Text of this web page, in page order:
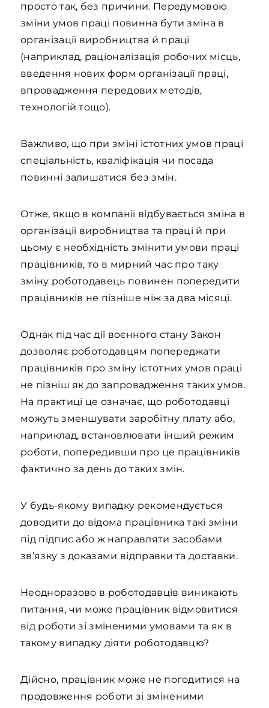
просто так, без причини. Передумовою
зміни умов праці повинна бути зміна в
організації виробництва й праці
(наприклад, раціоналізація робочих місць,
введення нових форм організації праці,
впровадження передових методів,
технологій тощо).
Важливо, що при зміні істотних умов праці
спеціальність, кваліфікація чи посада
повинні залишатися без змін.
Отже, якщо в компанії відбувається зміна в
організації виробництва та праці й при
цьому є необхідність змінити умови праці
працівників, то в мирний час про таку
зміну роботодавець повинен попередити
працівників не пізніше ніж за два місяці.
Однак під час дії воєнного стану Закон
дозволяє роботодавцям попереджати
працівників про зміну істотних умов праці
не пізніш як до запровадження таких умов.
На практиці це означає, що роботодавці
можуть зменшувати заробітну плату або,
наприклад, встановлювати інший режим
роботи, попередивши про це працівників
фактично за день до таких змін.
У будь-якому випадку рекомендується
доводити до відома працівника такі зміни
під підпис або ж направляти засобами
зв’язку з доказами відправки та доставки.
Неодноразово в роботодавців виникають
питання, чи може працівник відмовитися
від роботи зі зміненими умовами та як в
такому випадку діяти роботодавцю?
Дійсно, працівник може не погодитися на
продовження роботи зі зміненими